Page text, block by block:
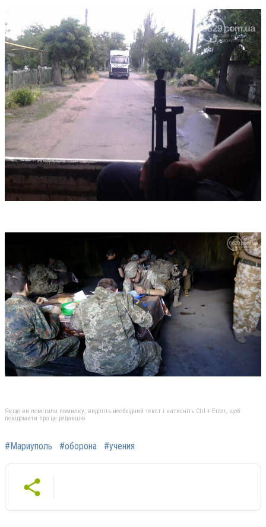
Якщо ви помітили помилку, виділіть необхідний текст і натисніть Ctrl + Enter, щоб
повідомити про це редакцію
#Мариуполь #оборона #учения